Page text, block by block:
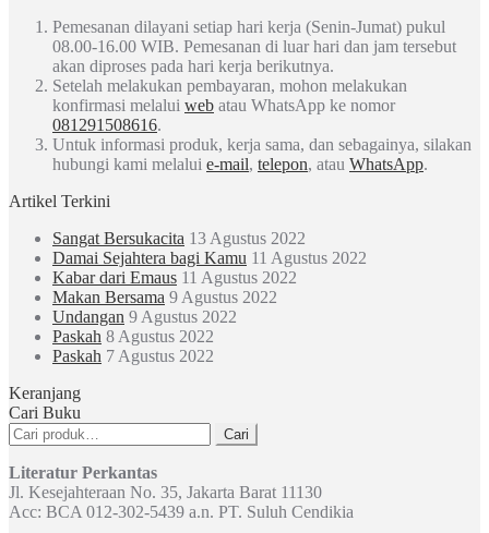
Pemesanan dilayani setiap hari kerja (Senin-Jumat) pukul
08.00-16.00 WIB. Pemesanan di luar hari dan jam tersebut
akan diproses pada hari kerja berikutnya.
Setelah melakukan pembayaran, mohon melakukan
konfirmasi melalui web atau WhatsApp ke nomor
081291508616.
Untuk informasi produk, kerja sama, dan sebagainya, silakan
hubungi kami melalui e-mail, telepon, atau WhatsApp.
Artikel Terkini
Sangat Bersukacita 13 Agustus 2022
Damai Sejahtera bagi Kamu 11 Agustus 2022
Kabar dari Emaus 11 Agustus 2022
Makan Bersama 9 Agustus 2022
Undangan 9 Agustus 2022
Paskah 8 Agustus 2022
Paskah 7 Agustus 2022
Keranjang
Cari Buku
Pencarian
untuk:
Cari
Literatur Perkantas
Jl. Kesejahteraan No. 35, Jakarta Barat 11130
Acc: BCA 012-302-5439 a.n. PT. Suluh Cendikia